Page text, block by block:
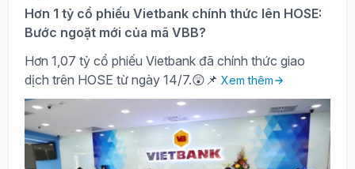
Hơn 1 tỷ cổ phiếu Vietbank chính thức lên HOSE:
Bước ngoặt mới của mã VBB?
Hơn 1,07 tỷ cổ phiếu Vietbank đã chính thức giao
dịch trên HOSE từ ngày 14/7.😲📌 Xem thêm